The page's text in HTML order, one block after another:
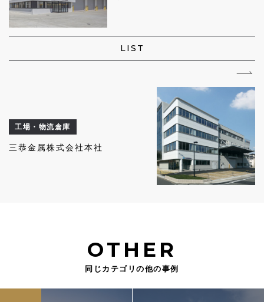
LIST
工場・物流倉庫
三恭金属株式会社本社
OTHER
同じカテゴリの他の事例